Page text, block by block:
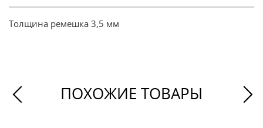
Толщина ремешка 3,5 мм
ПОХОЖИЕ ТОВАРЫ